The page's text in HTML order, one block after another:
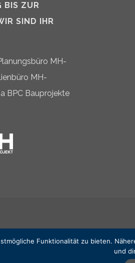
ZUR S
SIND IHR P
MH-
MH-
BPC Bauprojekte
Funktionalität zu bieten.
und